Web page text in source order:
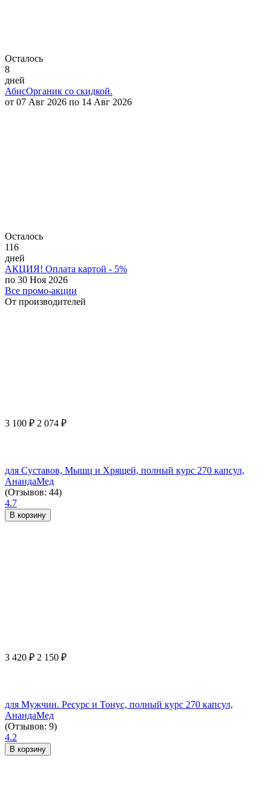
Осталось
8
дней
АбисОрганик со скидкой.
от 07 Авг 2026 по 14 Авг 2026
Осталось
116
дней
АКЦИЯ! Оплата картой - 5%
по 30 Ноя 2026
Все промо-акции
От производителей
3 100 ₽ 2 074 ₽
для Суставов, Мышц и Хрящей, полный курс 270 капсул,
АнандаМед
(Отзывов: 44)
4.7
В корзину
3 420 ₽ 2 150 ₽
для Мужчин. Ресурс и Тонус, полный курс 270 капсул,
АнандаМед
(Отзывов: 9)
4.2
В корзину